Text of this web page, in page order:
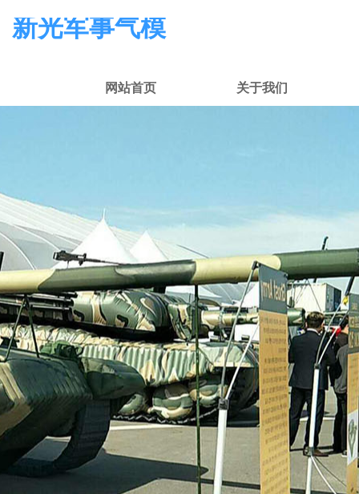
网站首页 关于我们
新光军事气模